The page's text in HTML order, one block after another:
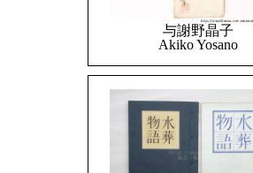
与謝野晶子
Akiko Yosano